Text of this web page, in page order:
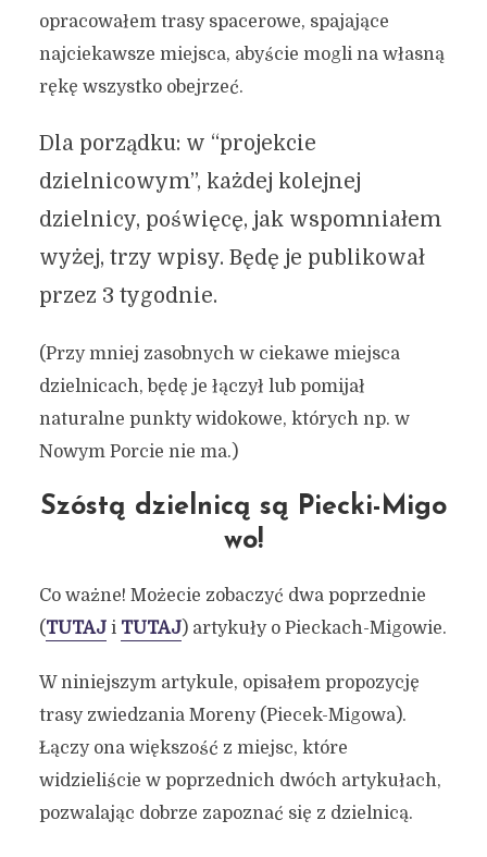
opracowałem trasy spacerowe, spajające
najciekawsze miejsca, abyście mogli na własną
rękę wszystko obejrzeć.
Dla porządku: w “projekcie
dzielnicowym”, każdej kolejnej
dzielnicy, poświęcę, jak wspomniałem
wyżej, trzy wpisy. Będę je publikował
przez 3 tygodnie.
(Przy mniej zasobnych w ciekawe miejsca
dzielnicach, będę je łączył lub pomijał
naturalne punkty widokowe, których np. w
Nowym Porcie nie ma.)
Szóstą dzielnicą są Piecki-Migo
wo!
Co ważne! Możecie zobaczyć dwa poprzednie
(TUTAJi TUTAJ) artykuły o Pieckach-Migowie.
W niniejszym artykule, opisałem propozycję
trasy zwiedzania Moreny (Piecek-Migowa).
Łączy ona większość z miejsc, które
widzieliście w poprzednich dwóch artykułach,
pozwalając dobrze zapoznać się z dzielnicą.